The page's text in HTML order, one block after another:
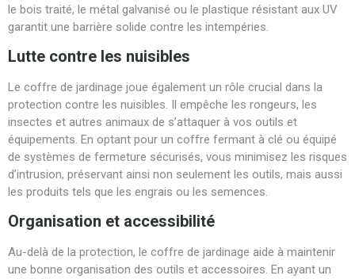
le bois traité, le métal galvanisé ou le plastique résistant aux UV
garantit une barrière solide contre les intempéries.
Lutte contre les nuisibles
Le coffre de jardinage joue également un rôle crucial dans la
protection contre les nuisibles. Il empêche les rongeurs, les
insectes et autres animaux de s’attaquer à vos outils et
équipements. En optant pour un coffre fermant à clé ou équipé
de systèmes de fermeture sécurisés, vous minimisez les risques
d’intrusion, préservant ainsi non seulement les outils, mais aussi
les produits tels que les engrais ou les semences.
Organisation et accessibilité
Au-delà de la protection, le coffre de jardinage aide à maintenir
une bonne organisation des outils et accessoires. En ayant un